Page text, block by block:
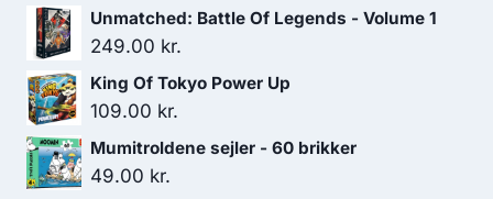
Unmatched: Battle Of Legends - Volume 1
249.00 kr.
King Of Tokyo Power Up
109.00 kr.
Mumitroldene sejler - 60 brikker
49.00 kr.